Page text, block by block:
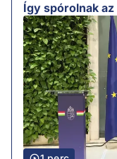
Így spórolnak